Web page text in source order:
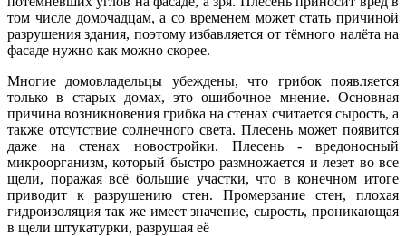
том числе домочадцам, а со временем может стать причиной
разрушения здания, поэтому избавляется от тёмного налёта на
фасаде нужно как можно скорее.
Многие домовладельцы убеждены, что грибок появляется
только в старых домах, это ошибочное мнение. Основная
причина возникновения грибка на стенах считается сырость, а
также отсутствие солнечного света. Плесень может появится
даже на стенах новостройки. Плесень - вредоносный
микроорганизм, который быстро размножается и лезет во все
щели, поражая всё большие участки, что в конечном итоге
приводит к разрушению стен. Промерзание стен, плохая
гидроизоляция так же имеет значение, сырость, проникающая
в щели штукатурки, разрушая её